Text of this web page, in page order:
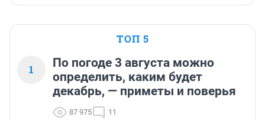
ТОП 5
1
По погоде 3 августа можно
определить, каким будет
декабрь, — приметы и поверья
87 975 11